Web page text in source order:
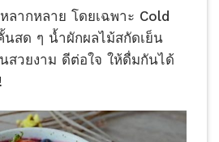
ลากหลาย โดยเฉพาะ Cold
สด ๆ น้ำผักผลไม้สกัดเย็น
สวยงาม ดีต่อใจ ให้ดื่มกันได้